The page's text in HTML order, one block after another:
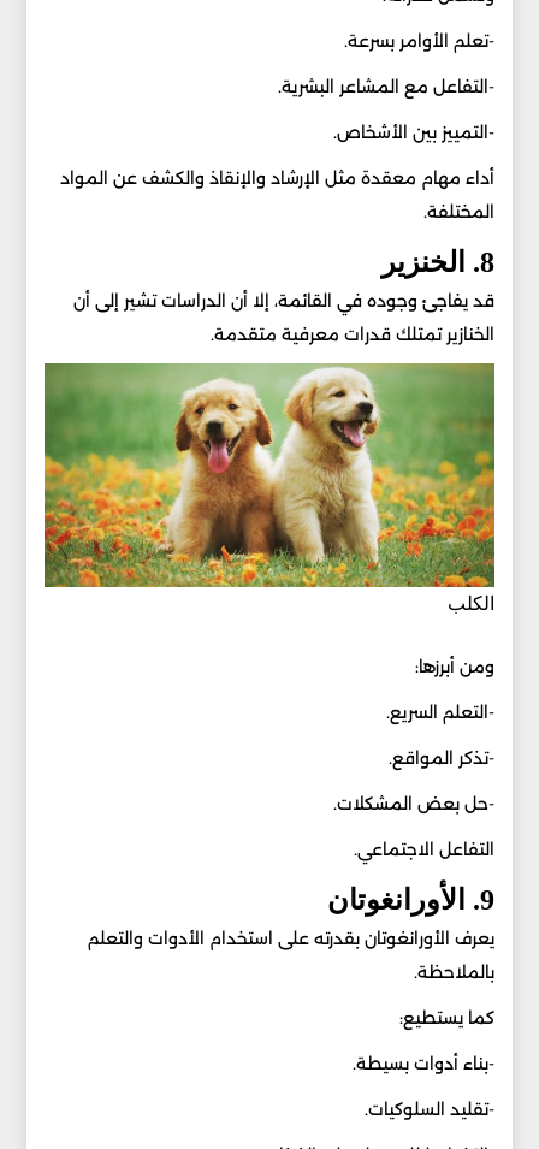
-تعلم الأوامر بسرعة.
-التفاعل مع المشاعر البشرية.
-التمييز بين الأشخاص.
أداء مهام معقدة مثل الإرشاد والإنقاذ والكشف عن المواد
المختلفة.
8. الخنزير
قد يفاجئ وجوده في القائمة، إلا أن الدراسات تشير إلى أن
الخنازير تمتلك قدرات معرفية متقدمة.
الكلب
ومن أبرزها:
-التعلم السريع.
-تذكر المواقع.
-حل بعض المشكلات.
التفاعل الاجتماعي.
9. الأورانغوتان
يعرف الأورانغوتان بقدرته على استخدام الأدوات والتعلم
بالملاحظة.
كما يستطيع:
-بناء أدوات بسيطة.
-تقليد السلوكيات.